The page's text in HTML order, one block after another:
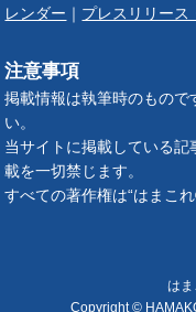
レンダー
プレスリリース
注意事項
掲載情報は執筆時のもので
い。
当サイトに掲載している
載を一切禁じます。
すべての著作権は“はまこ
はま
Copyright ©